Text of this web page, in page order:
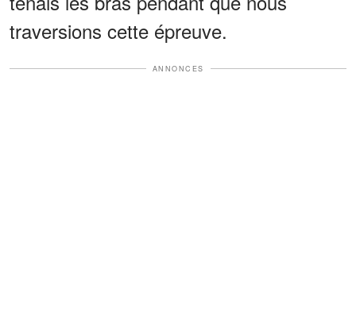
traversions cette épreuve.
ANNONCES